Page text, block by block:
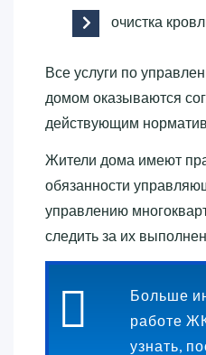
очистка
Все услуги по
домом оказываются
действующим
Жители дома имеют
обязанности
управлению
следить за их
Больше
работе
узнать,